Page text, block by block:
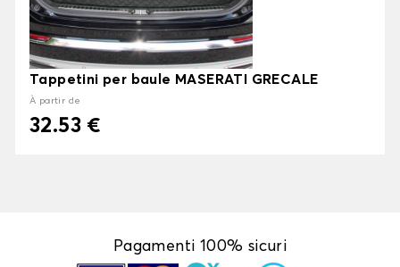
Tappetini per baule MASERATI GRECALE
À partir de
32.53 €
Pagamenti 100% sicuri